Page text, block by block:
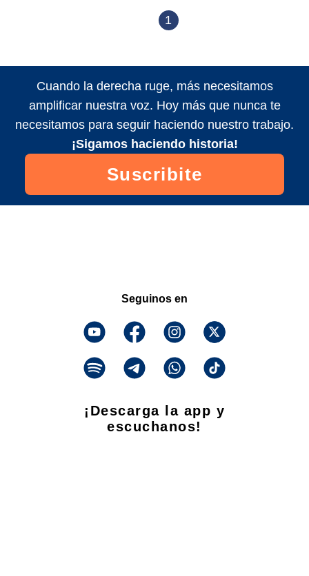
1
Cuando la derecha ruge, más necesitamos
amplificar nuestra voz. Hoy más que nunca te
necesitamos para seguir haciendo nuestro trabajo.
¡Sigamos haciendo historia!
Suscribite
Seguinos en
¡Descarga la app y
escuchanos!